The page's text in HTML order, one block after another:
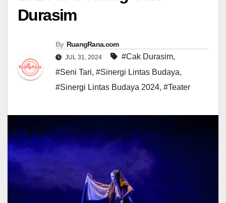
Durasim
By RuangRana.com
JUL 31, 2024 #Cak Durasim,
#Seni Tari, #Sinergi Lintas Budaya,
#Sinergi Lintas Budaya 2024, #Teater